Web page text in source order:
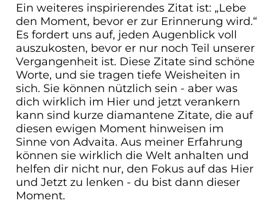
Ein weiteres inspirierendes Zitat ist: „Lebe
den Moment, bevor er zur Erinnerung wird.“
Es fordert uns auf, jeden Augenblick voll
auszukosten, bevor er nur noch Teil unserer
Vergangenheit ist. Diese Zitate sind schöne
Worte, und sie tragen tiefe Weisheiten in
sich. Sie können nützlich sein - aber was
dich wirklich im Hier und jetzt verankern
kann sind kurze diamantene Zitate, die auf
diesen ewigen Moment hinweisen im
Sinne von Advaita. Aus meiner Erfahrung
können sie wirklich die Welt anhalten und
helfen dir nicht nur, den Fokus auf das Hier
und Jetzt zu lenken - du bist dann dieser
Moment.